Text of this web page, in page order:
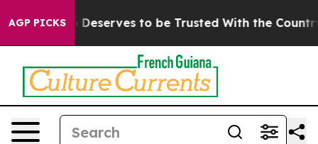
AGP PICKS
Who Deserves to be Trusted With the Country’s